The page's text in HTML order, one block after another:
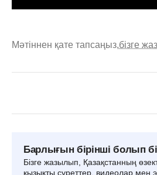
Мәтіннен қате тапсаңыз,бізге
Барлығын бірінші болып
Бізге жазылып, Қазақстанның
қызықты суреттер, видеолар мен